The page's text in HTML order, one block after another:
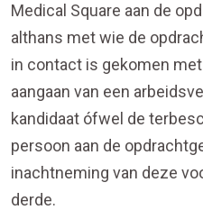
Medical Square aan de
althans met wie de
in contact is gekomen
aangaan van een
kandidaat ófwel de
persoon aan de
inachtneming van deze
derde.